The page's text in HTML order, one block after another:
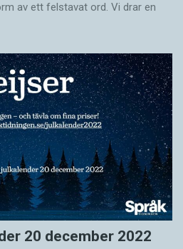
av ett felstavat ord. Vi drar en
20 december 2022